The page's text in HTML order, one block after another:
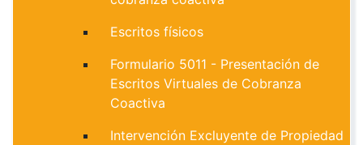
Escritos físicos
Formulario 5011 - Presentación de
Escritos Virtuales de Cobranza
Coactiva
Intervención Excluyente de Propiedad